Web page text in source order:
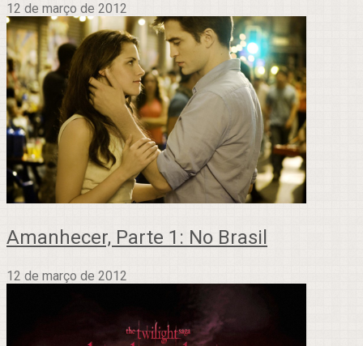
12 de março de 2012
Amanhecer, Parte 1: No Brasil
12 de março de 2012